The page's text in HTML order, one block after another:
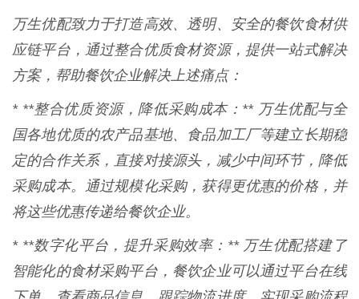
万生优配致力于打造高效、透明、安全的餐饮食材供
应链平台，通过整合优质食材资源，提供一站式解决
方案，帮助餐饮企业解决上述痛点：
* **整合优质资源，降低采购成本：** 万生优配与全
国各地优质的农产品基地、食品加工厂等建立长期稳
定的合作关系，直接对接源头，减少中间环节，降低
采购成本。通过规模化采购，获得更优惠的价格，并
将这些优惠传递给餐饮企业。
* **数字化平台，提升采购效率：** 万生优配搭建了
智能化的食材采购平台，餐饮企业可以通过平台在线